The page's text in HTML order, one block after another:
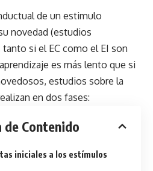
de un estimulo
novedad (estudios
si el EC como el EI son
es más lento que si
estudios sobre la
en dos fases:
de Contenido
iniciales a los estímulos